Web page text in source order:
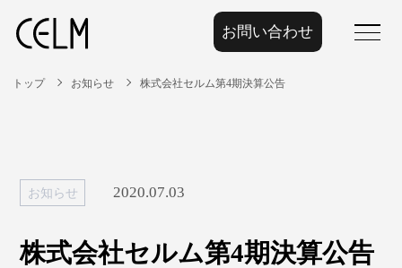
お問い合わせ
トップ お知らせ 株式会社セルム第4期決算公告
お知らせ 2020.07.03
株式会社セルム第4期決算公告